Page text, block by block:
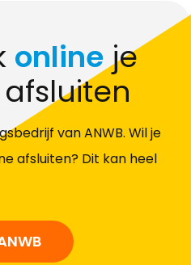
onlineje
van ANWB. Wil je
afsluiten? Dit kan heel